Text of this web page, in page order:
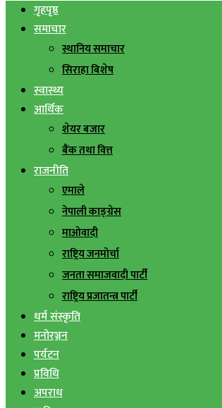
गृहपृष्ठ
समाचार
स्थानिय समाचार
सिराहा बिशेष
स्वास्थ्य
आर्थिक
शेयर बजार
बैंक तथा वित्त
राजनीति
एमाले
नेपाली काङ्ग्रेस
माओवादी
राष्ट्रिय जनमोर्चा
जनता समाजवादी पार्टी
राष्ट्रिय प्रजातन्त्र पार्टी
धर्म संस्कृति
मनोरञ्जन
पर्यटन
प्रविधि
अपराध